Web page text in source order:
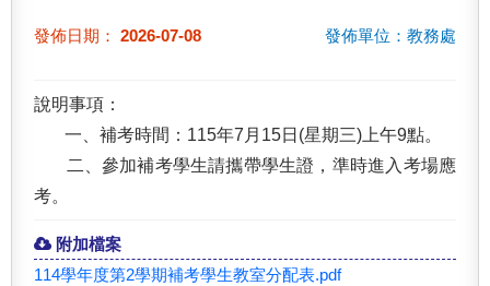
發佈日期： 2026-07-08 發佈單位：教務處
說明事項：
一、補考時間：115年7月15日(星期三)上午9點。
二、參加補考學生請攜帶學生證，準時進入考場應
考。
附加檔案
114學年度第2學期補考學生教室分配表.pdf